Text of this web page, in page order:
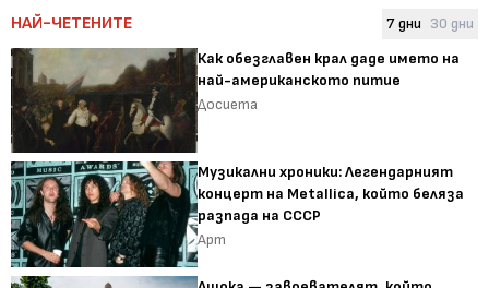
НАЙ-ЧЕТЕНИТЕ 7 дни 30 дни
Как обезглавен крал даде името на
най-американското питие
Досиета
Музикални хроники: Легендарният
концерт на Metallica, който беляза
разпада на СССР
Арт